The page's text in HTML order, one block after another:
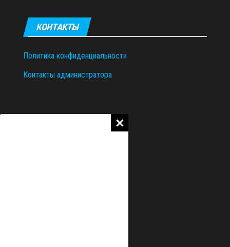
КОНТАКТЫ
Политика конфиденциальности
Контакты администратора